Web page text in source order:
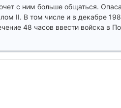
с ним больше общаться.
II. В том числе и в декабре
48 часов ввести войска в